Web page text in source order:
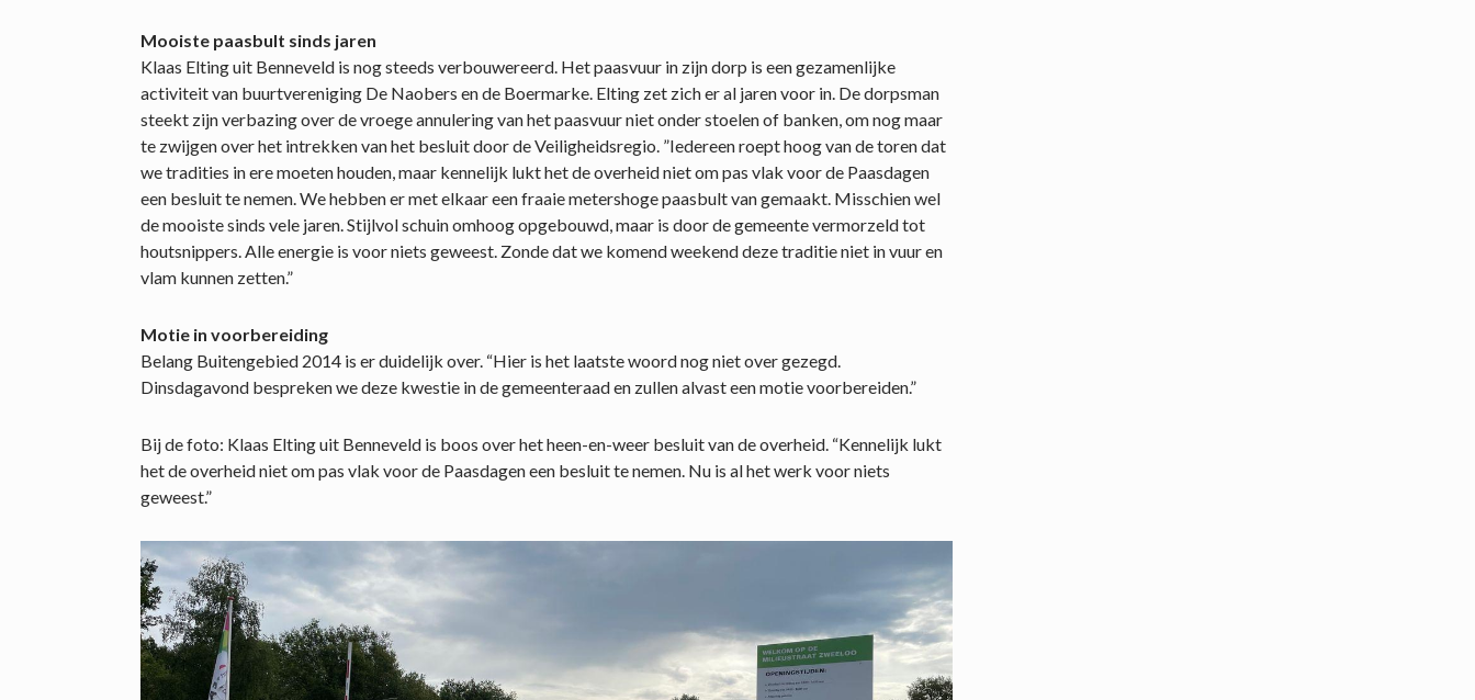
Mooiste paasbult sinds jaren
Klaas Elting uit Benneveld is nog steeds verbouwereerd. Het paasvuur in zijn dorp is een gezamenlijke
activiteit van buurtvereniging De Naobers en de Boermarke. Elting zet zich er al jaren voor in. De dorpsman
steekt zijn verbazing over de vroege annulering van het paasvuur niet onder stoelen of banken, om nog maar
te zwijgen over het intrekken van het besluit door de Veiligheidsregio. ”Iedereen roept hoog van de toren dat
we tradities in ere moeten houden, maar kennelijk lukt het de overheid niet om pas vlak voor de Paasdagen
een besluit te nemen. We hebben er met elkaar een fraaie metershoge paasbult van gemaakt. Misschien wel
de mooiste sinds vele jaren. Stijlvol schuin omhoog opgebouwd, maar is door de gemeente vermorzeld tot
houtsnippers. Alle energie is voor niets geweest. Zonde dat we komend weekend deze traditie niet in vuur en
vlam kunnen zetten.”
Motie in voorbereiding
Belang Buitengebied 2014 is er duidelijk over. “Hier is het laatste woord nog niet over gezegd.
Dinsdagavond bespreken we deze kwestie in de gemeenteraad en zullen alvast een motie voorbereiden.”
Bij de foto: Klaas Elting uit Benneveld is boos over het heen-en-weer besluit van de overheid. “Kennelijk lukt
het de overheid niet om pas vlak voor de Paasdagen een besluit te nemen. Nu is al het werk voor niets
geweest.”